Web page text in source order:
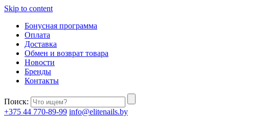
Skip to content
Бонусная программа
Оплата
Доставка
Обмен и возврат товара
Новости
Бренды
Контакты
Поиск:
+375 44 770-89-99 info@elitenails.by